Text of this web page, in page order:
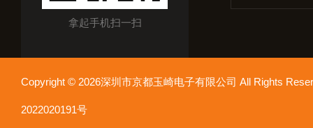
拿起手机扫一扫
Copyright © 2026深圳市京都玉崎电子有限公司 All Rights
2022020191号